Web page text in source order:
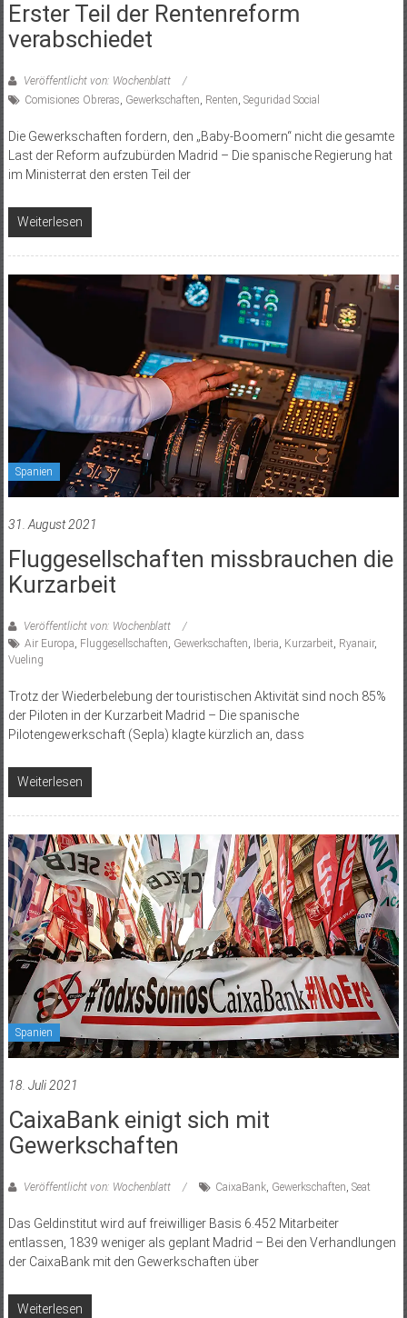
Erster Teil der Rentenreform
verabschiedet
Veröffentlicht von: Wochenblatt
Comisiones Obreras Gewerkschaften Renten Seguridad Social
Die Gewerkschaften fordern, den „Baby-Boomern“ nicht die gesamte
Last der Reform aufzubürden Madrid – Die spanische Regierung hat
im Ministerrat den ­ersten Teil der
Weiterlesen
Spanien
31. August 2021
Fluggesellschaften missbrauchen die
Kurzarbeit
Veröffentlicht von: Wochenblatt
Air Europa, Fluggesellschaften, Gewerkschaften, Iberia, Kurzarbeit, Ryanair,
Vueling
Trotz der Wiederbelebung der touristischen Aktivität sind noch 85%
der Piloten in der Kurzarbeit Madrid – Die spanische
Pilotengewerkschaft (Sepla) klagte kürzlich an, dass
Weiterlesen
Spanien
18. Juli 2021
CaixaBank einigt sich mit
Gewerkschaften
Veröffentlicht von: Wochenblatt CaixaBank, Gewerkschaften, Seat
Das Geldinstitut wird auf freiwilliger Basis 6.452 Mitarbeiter
entlassen, 1839 weniger als geplant Madrid – Bei den Verhandlungen
der CaixaBank mit den Gewerkschaften über
Weiterlesen